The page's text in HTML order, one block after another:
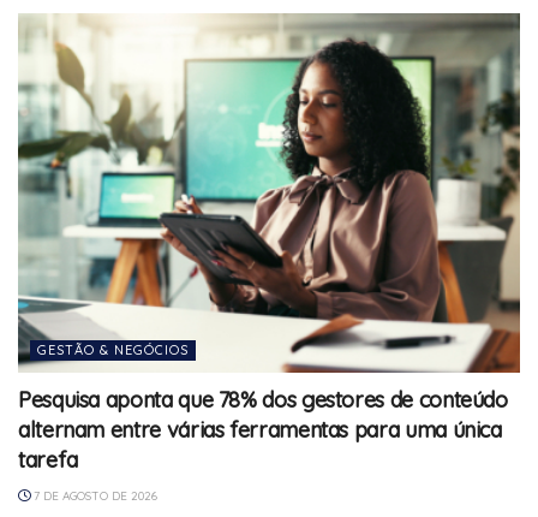
GESTÃO & NEGÓCIOS
Pesquisa aponta que 78% dos gestores de conteúdo
alternam entre várias ferramentas para uma única
tarefa
7 DE AGOSTO DE 2026